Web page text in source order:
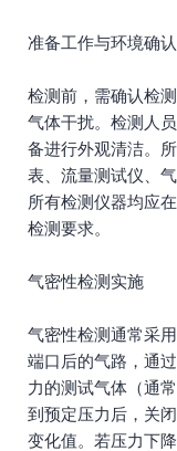
准备工作与环境确认
检测前，需确认检
气体干扰。检测人
备进行外观清洁。
表、流量测试仪、
所有检测仪器均应
检测要求。
气密性检测实施
气密性检测通常采
端口后的气路，通
力的测试气体（通
到预定压力后，关
变化值。若压力下